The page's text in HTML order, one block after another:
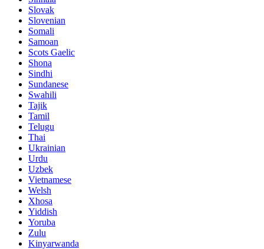
Slovak
Slovenian
Somali
Samoan
Scots Gaelic
Shona
Sindhi
Sundanese
Swahili
Tajik
Tamil
Telugu
Thai
Ukrainian
Urdu
Uzbek
Vietnamese
Welsh
Xhosa
Yiddish
Yoruba
Zulu
Kinyarwanda